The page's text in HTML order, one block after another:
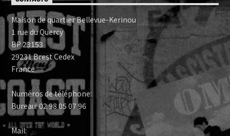
Maison de quartier Bellevue-Kerinou
1 rue du Quercy
BP 23153
29231 Brest Cedex
France
Numéros de téléphone:
Bureau: 02 98 05 07 96
Mail: